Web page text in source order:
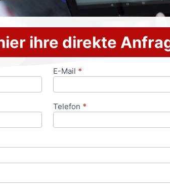
ihre direkte
E-Mail *
Telefon *